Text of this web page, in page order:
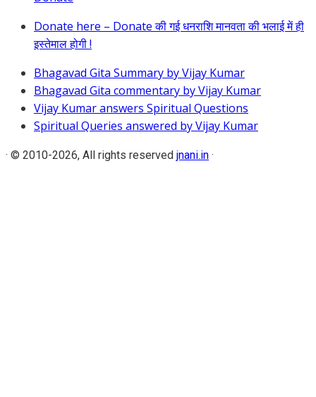
Donate here – Donate की गई धनराशि मानवता की भलाई में ही
इस्तेमाल होगी !
Bhagavad Gita Summary by Vijay Kumar
Bhagavad Gita commentary by Vijay Kumar
Vijay Kumar answers Spiritual Questions
Spiritual Queries answered by Vijay Kumar
· © 2010-2026, All rights reserved jnani.in ·